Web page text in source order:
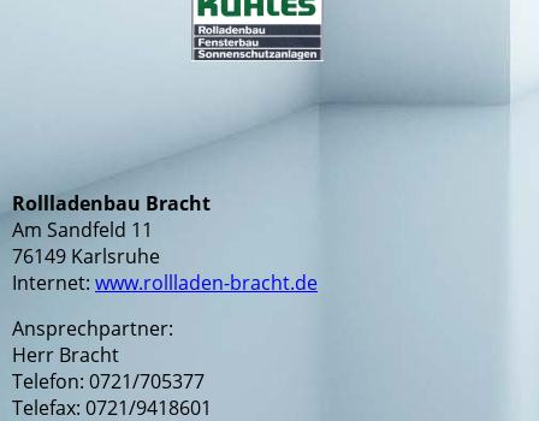
Rollladenbau Bracht
Am Sandfeld 11
76149 Karlsruhe
Internet: www.rollladen-bracht.de
Ansprechpartner:
Herr Bracht
Telefon: 0721/705377
Telefax: 0721/9418601